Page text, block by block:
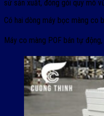
sử sản xuất, đóng gói quy mô
Có hai dòng máy bọc màng co
Máy co màng POF bán tự